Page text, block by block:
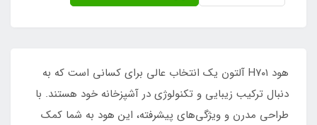
هود H۷۰۱ آلتون یک انتخاب عالی برای کسانی است که به
دنبال ترکیب زیبایی و تکنولوژی در آشپزخانه خود هستند. با
طراحی مدرن و ویژگی‌های پیشرفته، این هود به شما کمک